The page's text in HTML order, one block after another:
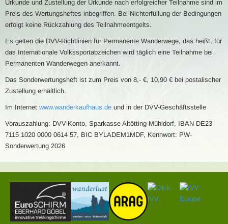
Urkunde und Zustellung der Urkunde nach erfolgreicher Teilnahme sind im
Preis des Wertungsheftes inbegriffen. Bei Nichterfüllung der Bedingungen
erfolgt keine Rückzahlung des Teilnahmeentgelts.
Es gelten die DVV-Richtlinien für Permanente Wanderwege, das heißt, für
das Internationale Volkssportabzeichen wird täglich eine Teilnahme bei
Permanenten Wanderwegen anerkannt.
Das Sonderwertungsheft ist zum Preis von 8,- €, 10,90 € bei postalischer
Zustellung erhältlich.
Im Internet www.wanderkaufhaus.de und in der DVV-Geschäftsstelle
Vorauszahlung: DVV-Konto, Sparkasse Altötting-Mühldorf, IBAN DE23
7115 1020 0000 0614 57, BIC BYLADEM1MDF, Kennwort: PW-
Sonderwertung 2026